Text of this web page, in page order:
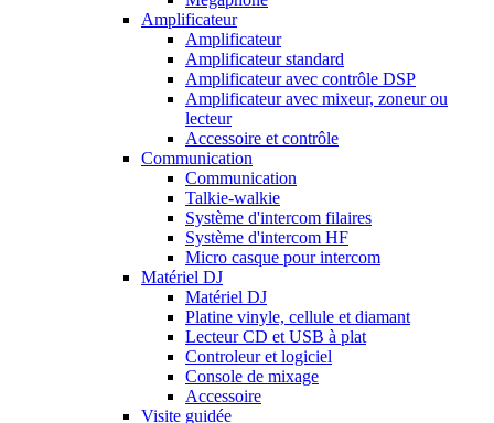
Amplificateur
Amplificateur
Amplificateur standard
Amplificateur avec contrôle DSP
Amplificateur avec mixeur, zoneur ou
lecteur
Accessoire et contrôle
Communication
Communication
Talkie-walkie
Système d'intercom filaires
Système d'intercom HF
Micro casque pour intercom
Matériel DJ
Matériel DJ
Platine vinyle, cellule et diamant
Lecteur CD et USB à plat
Controleur et logiciel
Console de mixage
Accessoire
Visite guidée